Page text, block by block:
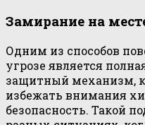
Замирание на
Одним из способов
угрозе является
защитный механизм,
избежать внимания
безопасность. Такой